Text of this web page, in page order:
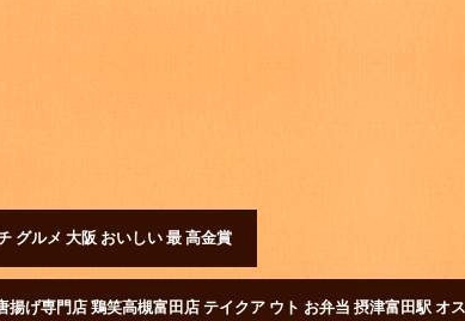
グルメ 大阪 おいしい 最 高金賞
揚げ専門店 鶏笑高槻富田店 テイクア ウト お弁当 摂津富田駅 オ